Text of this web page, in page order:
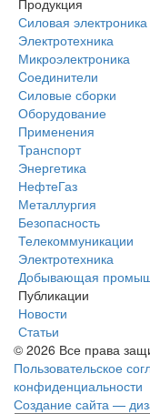
Силовая электроника
Электротехника
Микроэлектроника
Cоединители
Силовые сборки
Оборудование
Применения
Транспорт
Энергетика
НефтеГаз
Металлургия
Безопасность
Телекоммуникации
Электротехника
Добывающая
Публикации
Новости
Статьи
© 2026 Все права
Пользовательское
конфиденциальности
Создание сайта —